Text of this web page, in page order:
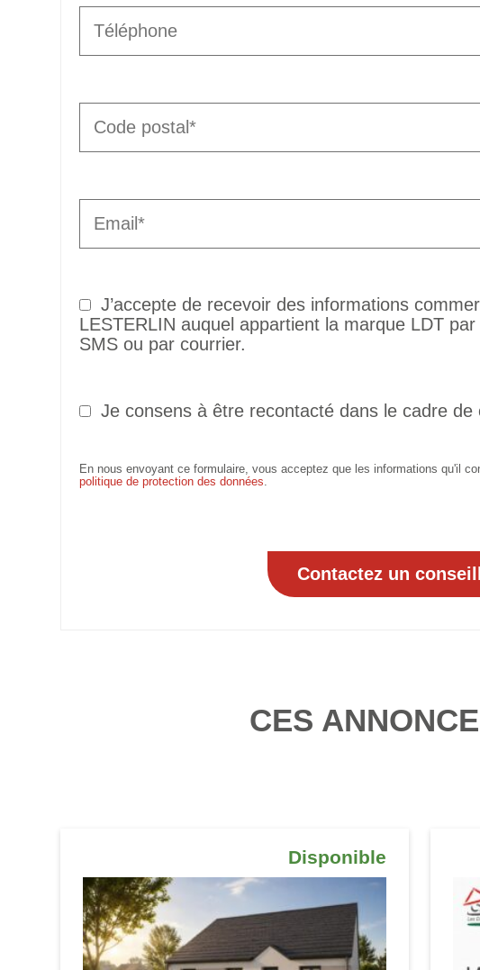
J’accepte de recevoir des informations
LESTERLIN auquel appartient la marque LDT
SMS ou par courrier.
Je consens à être recontacté dans le cadre de
En nous envoyant ce formulaire, vous acceptez que les informations qu'il
politique de protection des données.
CES
Disponible